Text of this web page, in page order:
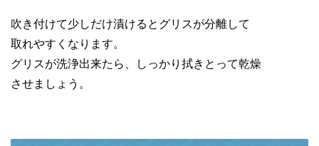
吹き付けて少しだけ漬けるとグリスが分離して
取れやすくなります。
グリスが洗浄出来たら、しっかり拭きとって乾燥
させましょう。